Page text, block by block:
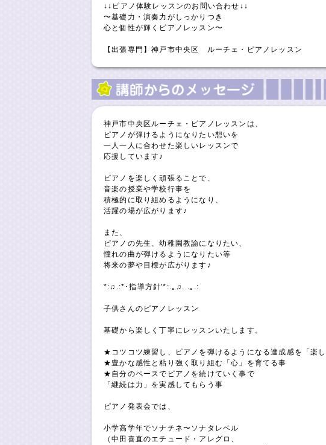
↓↓ピアノ体験レッスンのお問い合わせ↓↓
〜基礎力・演奏力がしっかりつき
心と個性が輝くピアノレッスン〜
【出張専門】神戸市中央区 ルーチェ・ピアノレッスン
神戸市中央区ルーチェ・ピアノレッスンは、
ピアノが弾けるようになりたい想いを
一人一人に合わせた楽しいレッスンで
応援しています♪
ピアノを楽しく頑張ることで、
音楽の授業や学校行事を
積極的に取り組めるようになり、
活躍の場が広がります♪
また、
ピアノの先生、幼稚園教諭になりたい、
憧れの曲が弾けるようになりたい等
将来の夢や目標が広がります♪
*:♫.:*･指導方針'*:.｡♫. .｡.:
子供さんのピアノレッスン
基礎から楽しく丁寧にレッスンいたします。
★コツコツ練習し、ピアノを弾けるようになる達成感を「楽
★豊かな感性と粘り強く取り組む「心」を育てる事
★自分のペースでピアノを続けていく事で
「継続は力」を実感してもらう事
ピアノ発表会では、
小学高学年でソナチネ〜ソナタレベル
（中田喜直のエチュード・アレグロ、